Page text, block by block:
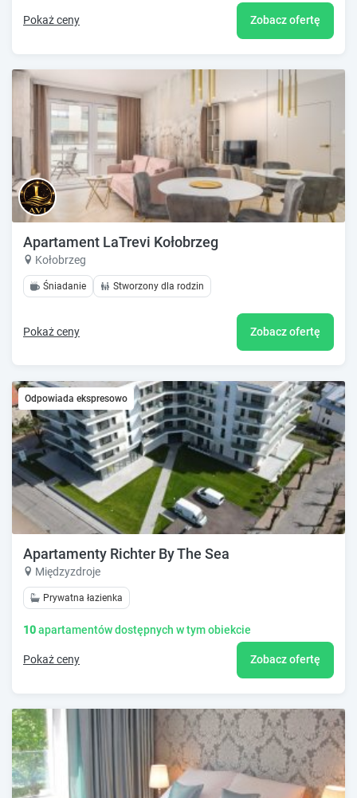
Pokaż ceny Zobacz ofertę
Apartament LaTrevi Kołobrzeg
Kołobrzeg
Śniadanie Stworzony dla rodzin
Pokaż ceny Zobacz ofertę
Odpowiada ekspresowo
Apartamenty Richter By The Sea
Międzyzdroje
Prywatna łazienka
10apartamentów dostępnych w tym obiekcie
Pokaż ceny Zobacz ofertę